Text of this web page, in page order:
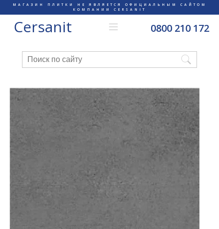
МАГАЗИН ПЛИТКИ НЕ ЯВЛЯЕТСЯ ОФИЦИАЛЬНЫМ САЙТОМ
КОМПАНИИ CERSANIT
Cersanit 0800 210 172